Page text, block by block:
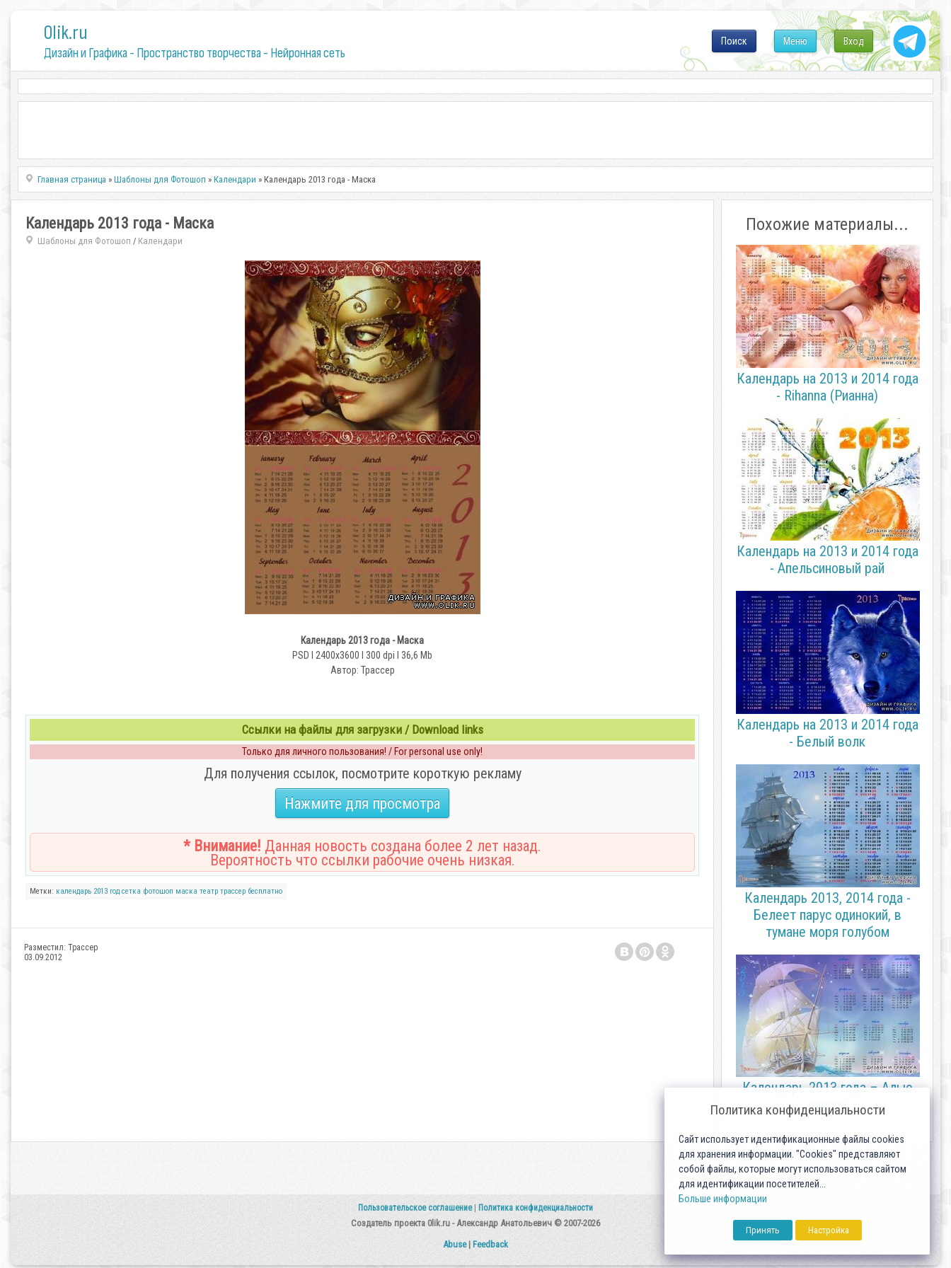
0lik.ru
Дизайн и Графика - Пространство творчества - Нейронная сеть
Вход
Меню
Поиск
Главная страница »Шаблоны для Фотошоп »Календари » Календарь 2013 года - Маска
Календарь 2013 года - Маска
Шаблоны для Фотошоп / Календари
Календарь 2013 года - Маска
PSD l 2400x3600 l 300 dpi l 36,6 Mb
Автор: Трассер
Ссылки на файлы для загрузки / Download links
Только для личного пользования! / For personal use only!
Для получения ссылок, посмотрите короткую рекламу
Нажмите для просмотра
* Внимание! Данная новость создана более 2 лет назад.
Вероятность что ссылки рабочие очень низкая.
Метки: календарь 2013 год сетка фотошоп маска театр трассер бесплатно
Разместил: Трассер
03.09.2012
Похожие материалы...
Календарь на 2013 и 2014 года
- Rihanna (Рианна)
Календарь на 2013 и 2014 года
- Апельсиновый рай
Календарь на 2013 и 2014 года
- Белый волк
Календарь 2013, 2014 года -
Белеет парус одинокий, в
тумане моря голубом
Календарь 2013 года – Алые
паруса
Пользовательское соглашение Политика конфиденциальности
Создатель проекта 0lik.ru - Александр Анатольевич © 2007-2026
Abuse| Feedback
Политика конфиденциальности
Сайт использует идентификационные файлы cookies
для хранения информации. "Cookies" представляют
собой файлы, которые могут использоваться сайтом
для идентификации посетителей...
Больше информации
Принять Настройка